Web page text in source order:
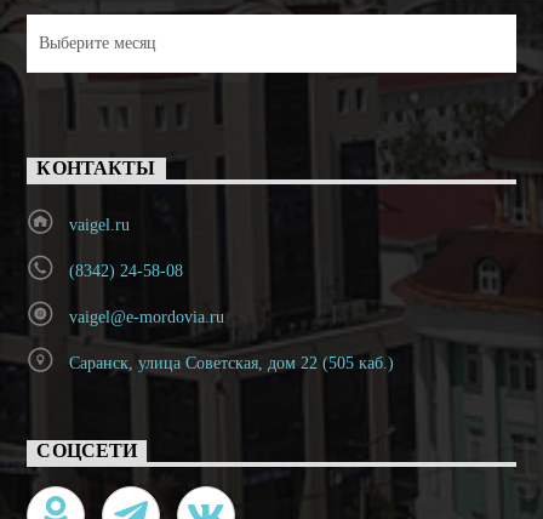
КОНТАКТЫ
vaigel.ru
(8342) 24-58-08
vaigel@e-mordovia.ru
Саранск, улица Советская, дом 22 (505 каб.)
СОЦСЕТИ